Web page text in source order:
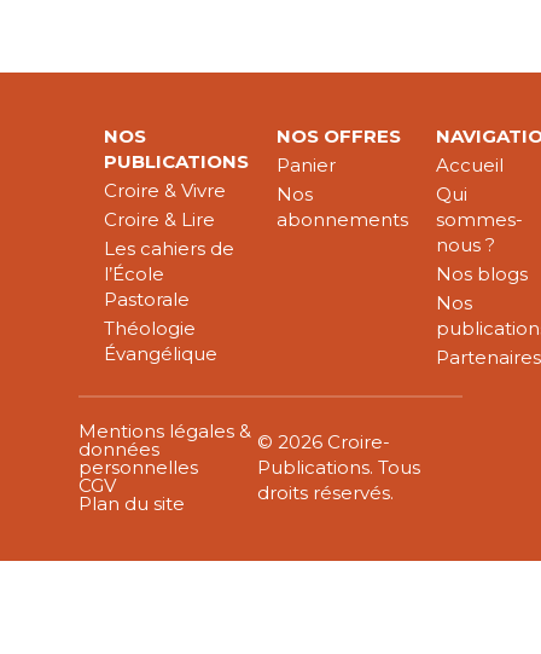
NOS
PUBLICATIONS
Croire & Vivre
Croire & Lire
Les cahiers de
l’École
Pastorale
Théologie
Évangélique
NOS OFFRES
Panier
Nos
abonnements
Accueil
Qui
sommes-
nous ?
Nos blogs
Nos
Partenaires
Mentions légales &
données
personnelles
CGV
Plan du site
© 2026 Croire-
Publications. Tous
droits réservés.